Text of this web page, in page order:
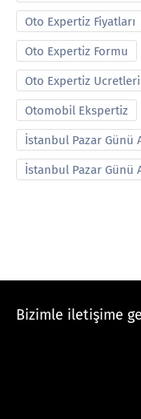
Oto Expertiz Fiyatları
Oto Expertiz Formu
Oto Expertiz Ucretleri
Otomobil Ekspertiz
İstanbul Pazar Günü
İstanbul Pazar Günü
Bizimle iletişime